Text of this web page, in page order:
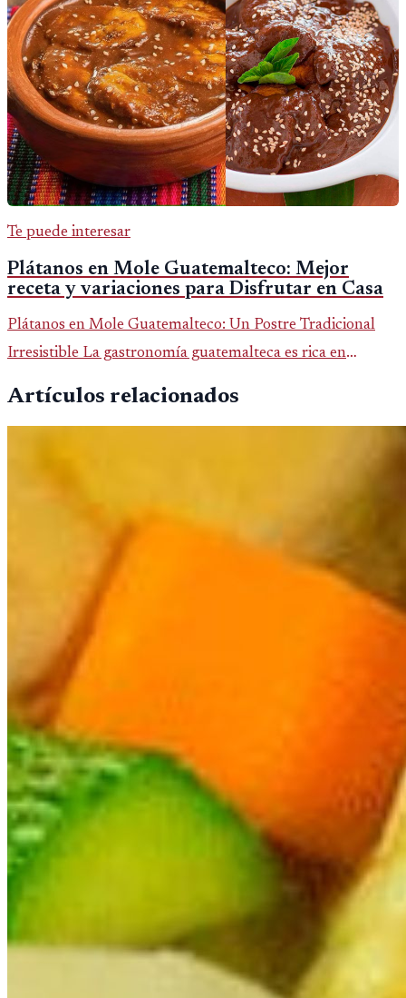
Te puede interesar
Plátanos en Mole Guatemalteco: Mejor
receta y variaciones para Disfrutar en Casa
Plátanos en Mole Guatemalteco: Un Postre Tradicional
Irresistible La gastronomía guatemalteca es rica en
Artículos relacionados